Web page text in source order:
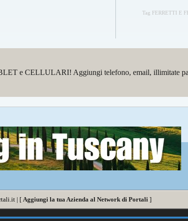
Tag FERRETTI E
e CELLULARI! Aggiungi telefono, email, illimitate
| [ Aggiungi la tua Azienda al Network di Portali ]